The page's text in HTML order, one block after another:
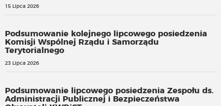
15 Lipca 2026
Podsumowanie kolejnego lipcowego posiedzenia
Komisji Wspólnej Rządu i Samorządu
Terytorialnego
23 Lipca 2026
Podsumowanie lipcowego posiedzenia Zespołu ds.
Administracji Publicznej i Bezpieczeństwa